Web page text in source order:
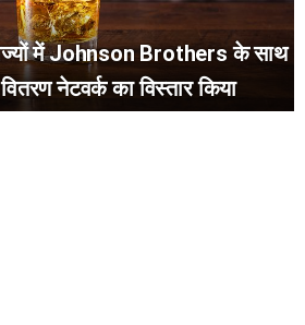
में Johnson Brothers के साथ
नेटवर्क का विस्तार किया